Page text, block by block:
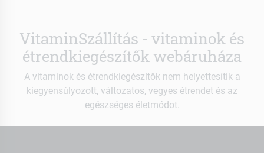
VitaminSzállítás - vitaminok és
étrendkiegészítők webáruháza
A vitaminok és étrendkiegészítők nem helyettesítik a
kiegyensúlyozott, változatos, vegyes étrendet és az
egészséges életmódot.